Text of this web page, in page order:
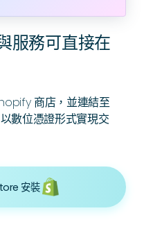
服務可直接在
商店，並連結至
數位憑證形式實現交
安裝